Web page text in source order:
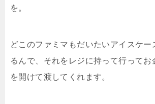
を。
どこのファミマもだいたいアイスケー
るんで、それをレジに持って行ってお
を開けて渡してくれます。